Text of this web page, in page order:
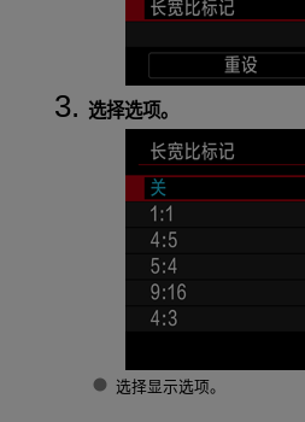
选择选项。
选择显示选项。